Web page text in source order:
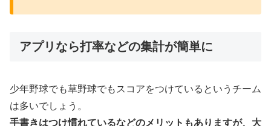
アプリなら打率などの集計が簡単に
少年野球でも草野球でもスコアをつけているというチーム
は多いでしょう。
手書きはつけ慣れているなどのメリットもありますが、大